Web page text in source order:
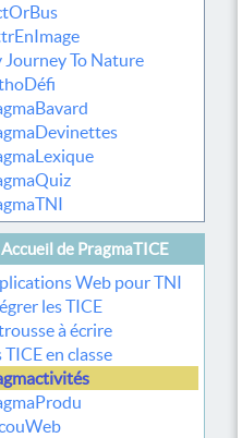
Journey To Nature
Accueil de PragmaTICE
Web pour TNI
les TICE
à écrire
TICE en classe